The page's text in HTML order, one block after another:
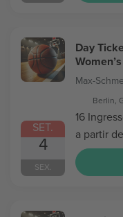
SET.
4
SEX.
Day
Max-
Berlin,
16
a partir de